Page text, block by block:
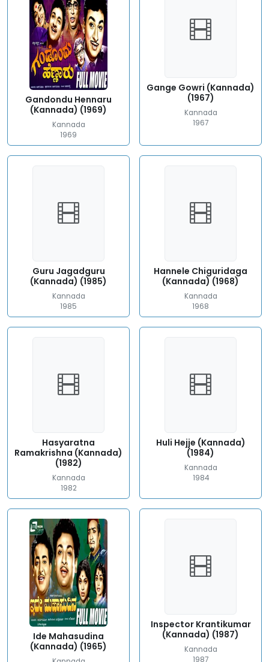
Gandondu Hennaru
(Kannada) (1969)
Kannada
1969
Gange Gowri (Kannada)
(1967)
Kannada
1967
Guru Jagadguru
(Kannada) (1985)
Kannada
1985
Hannele Chiguridaga
(Kannada) (1968)
Kannada
1968
Hasyaratna
Ramakrishna (Kannada)
(1982)
Kannada
1982
Huli Hejje (Kannada)
(1984)
Kannada
1984
Ide Mahasudina
(Kannada) (1965)
Inspector Krantikumar
(Kannada) (1987)
Kannada
1987